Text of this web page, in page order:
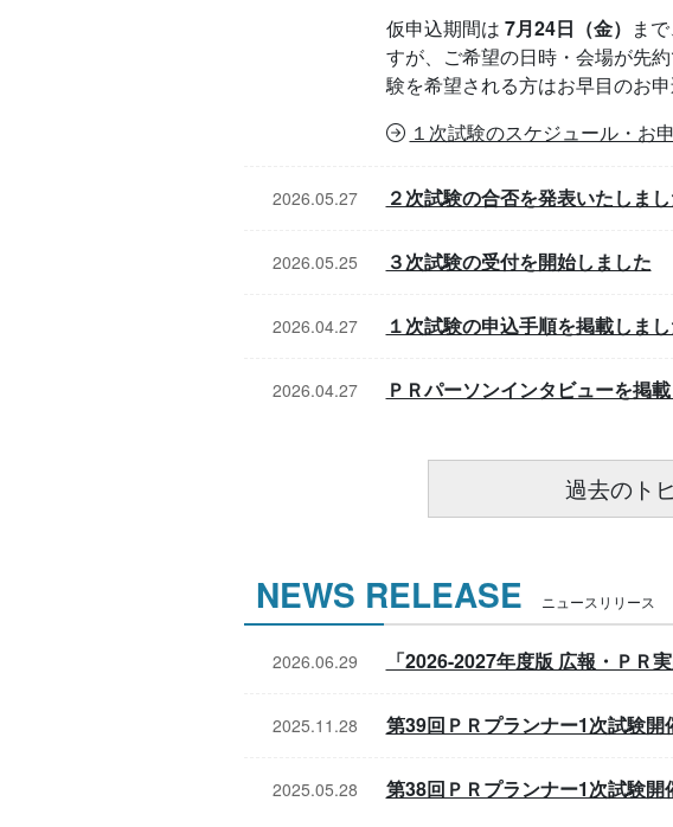
仮申込期間は 7月24日（金） ま
すが、ご希望の日時・会場が先
験を希望される方はお早目のお申
１次試験のスケジュール・お
2026.05.27 ２次試験の合否を発表いたしま
2026.05.25 ３次試験の受付を開始しました
2026.04.27 １次試験の申込手順を掲載しま
2026.04.27 ＰＲパーソンインタビューを掲
過去のト
NEWS RELEASE ニュースリリース
2026.06.29 「2026-2027年度版 広報・ＰＲ
2025.11.28 第39回ＰＲプランナー1次試験開
2025.05.28 第38回ＰＲプランナー1次試験開